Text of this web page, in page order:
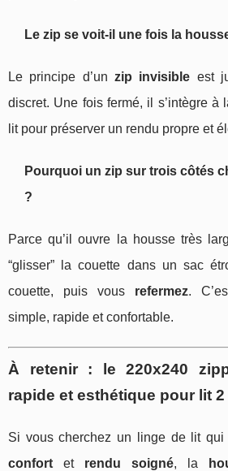
Le zip se voit-il une fois la
Le principe d’un zip invisible est
discret. Une fois fermé, il s’intègre à
lit pour préserver un rendu propre et
Pourquoi un zip sur trois côtés
?
Parce qu’il ouvre la housse très
“glisser” la couette dans un sac
couette, puis vous refermez.
simple, rapide et confortable.
À retenir : le 220x240
rapide et esthétique pour lit
Si vous cherchez un linge de lit qui
confort et rendu soigné, la